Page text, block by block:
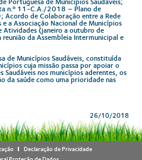
n.º 11-C.A./2018 – Plano de
de Colaboração entre a Rede
a Associação Nacional de Municípios
Atividades (janeiro a outubro de
da Assembleia Intermunicipal e
de Municípios Saudáveis, constituída
cuja missão passa por apoiar o
nos municípios aderentes, os
da saúde como uma prioridade nas
26/10/2018
Declaração de Privacidade